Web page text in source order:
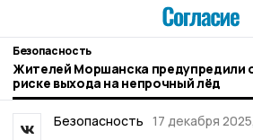
Безопасность
Жителей Моршанска предупредили
риске выхода на непрочный лёд
Безопасность 17 декабря